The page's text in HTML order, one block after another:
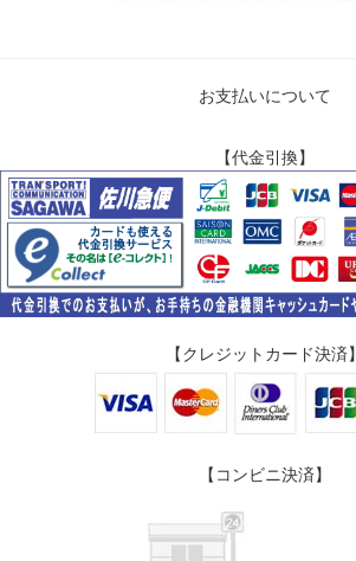
お支払いについて
【代金引換】
【クレジットカード決済】
【コンビニ決済】